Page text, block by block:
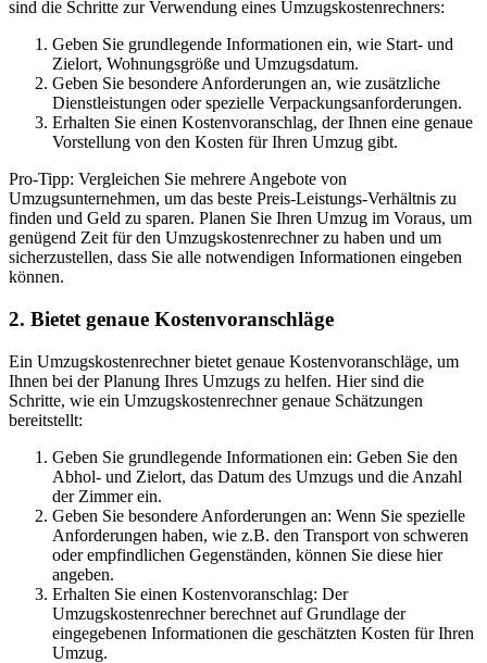
sind die Schritte zur Verwendung eines Umzugskostenrechners:
Geben Sie grundlegende Informationen ein, wie Start- und
Zielort, Wohnungsgröße und Umzugsdatum.
Geben Sie besondere Anforderungen an, wie zusätzliche
Dienstleistungen oder spezielle Verpackungsanforderungen.
Erhalten Sie einen Kostenvoranschlag, der Ihnen eine genaue
Vorstellung von den Kosten für Ihren Umzug gibt.
Pro-Tipp: Vergleichen Sie mehrere Angebote von
Umzugsunternehmen, um das beste Preis-Leistungs-Verhältnis zu
finden und Geld zu sparen. Planen Sie Ihren Umzug im Voraus, um
genügend Zeit für den Umzugskostenrechner zu haben und um
sicherzustellen, dass Sie alle notwendigen Informationen eingeben
können.
2. Bietet genaue Kostenvoranschläge
Ein Umzugskostenrechner bietet genaue Kostenvoranschläge, um
Ihnen bei der Planung Ihres Umzugs zu helfen. Hier sind die
Schritte, wie ein Umzugskostenrechner genaue Schätzungen
bereitstellt:
Geben Sie grundlegende Informationen ein: Geben Sie den
Abhol- und Zielort, das Datum des Umzugs und die Anzahl
der Zimmer ein.
Geben Sie besondere Anforderungen an: Wenn Sie spezielle
Anforderungen haben, wie z.B. den Transport von schweren
oder empfindlichen Gegenständen, können Sie diese hier
angeben.
Erhalten Sie einen Kostenvoranschlag: Der
Umzugskostenrechner berechnet auf Grundlage der
eingegebenen Informationen die geschätzten Kosten für Ihren
Umzug.